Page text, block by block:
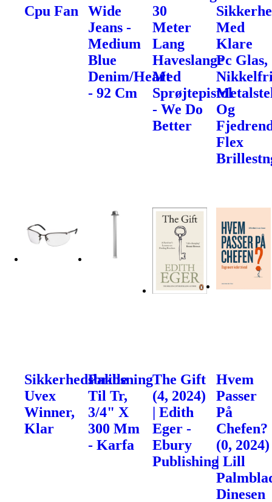
Cpu Fan
Wide
Jeans -
Medium
Blue
Denim/Heart
- 92 Cm
30
Meter
Lang
Haveslange
Med
Sprøjtepistol
- We Do
Better
Med
Klare
Pc Glas,
Og
Flex
Sikkerhedsbrille
Uvex
Winner,
Klar
Pakbsning
Til Tr,
3/4" X
300 Mm
- Karfa
The Gift
(4, 2024)
| Edith
Eger -
Ebury
Publishing
Hvem
Passer
På
Chefen?
(0, 2024)
| Lill
Dinesen